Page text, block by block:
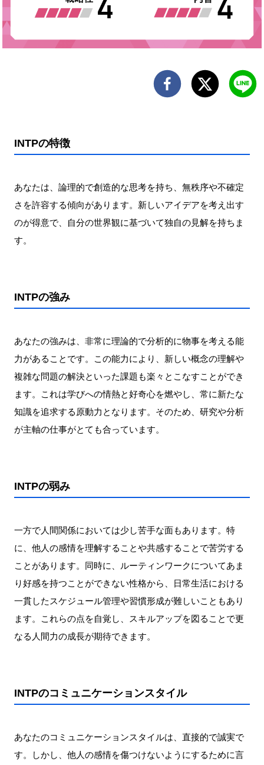
INTPの特徴
あなたは、論理的で創造的な思考を持ち、無秩序や不確定
さを許容する傾向があります。新しいアイデアを考え出す
のが得意で、自分の世界観に基づいて独自の見解を持ちま
す。
INTPの強み
あなたの強みは、非常に理論的で分析的に物事を考える能
力があることです。この能力により、新しい概念の理解や
複雑な問題の解決といった課題も楽々とこなすことができ
ます。これは学びへの情熱と好奇心を燃やし、常に新たな
知識を追求する原動力となります。そのため、研究や分析
が主軸の仕事がとても合っています。
INTPの弱み
一方で人間関係においては少し苦手な面もあります。特
に、他人の感情を理解することや共感することで苦労する
ことがあります。同時に、ルーティンワークについてあま
り好感を持つことができない性格から、日常生活における
一貫したスケジュール管理や習慣形成が難しいこともあり
ます。これらの点を自覚し、スキルアップを図ることで更
なる人間力の成長が期待できます。
INTPのコミュニケーションスタイル
あなたのコミュニケーションスタイルは、直接的で誠実で
す。しかし、他人の感情を傷つけないようにするために言